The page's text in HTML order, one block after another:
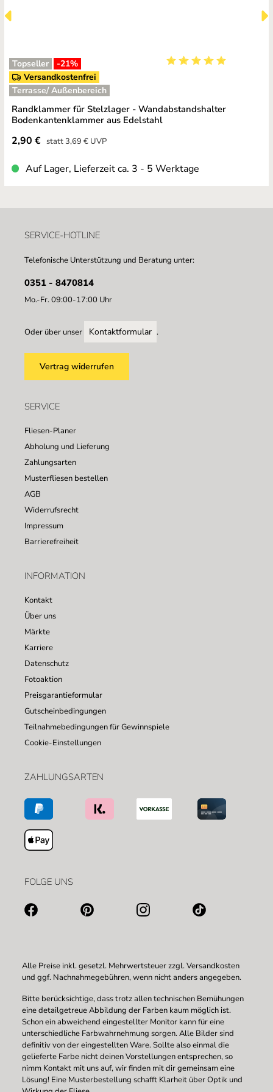
Topseller -21%
Versandkostenfrei
Terrasse/ Außenbereich
Randklammer für Stelzlager - Wandabstandshalter
Bodenkantenklammer aus Edelstahl
Verkaufspreis:
2,90 € statt Regulärer Preis:
3,69 €UVP
Auf Lager, Lieferzeit ca. 3 - 5 Werktage
SERVICE-HOTLINE
Telefonische Unterstützung und Beratung unter:
0351 - 8470814
Mo.-Fr. 09:00-17:00 Uhr
Oder über unser Kontaktformular .
Vertrag widerrufen
SERVICE
Fliesen-Planer
Abholung und Lieferung
Zahlungsarten
Musterfliesen bestellen
AGB
Widerrufsrecht
Impressum
Barrierefreiheit
INFORMATION
Kontakt
Über uns
Märkte
Karriere
Datenschutz
Fotoaktion
Preisgarantieformular
Gutscheinbedingungen
Teilnahmebedingungen für Gewinnspiele
Cookie-Einstellungen
ZAHLUNGSARTEN
FOLGE UNS
Alle Preise inkl. gesetzl. Mehrwertsteuer zzgl.Versandkosten
und ggf. Nachnahmegebühren, wenn nicht anders angegeben.
Bitte berücksichtige, dass trotz allen technischen Bemühungen
eine detailgetreue Abbildung der Farben kaum möglich ist.
Schon ein abweichend eingestellter Monitor kann für eine
unterschiedliche Farbwahrnehmung sorgen. Alle Bilder sind
definitiv von der eingestellten Ware. Sollte also einmal die
gelieferte Farbe nicht deinen Vorstellungen entsprechen, so
nimm Kontakt mit uns auf, wir finden mit dir gemeinsam eine
Lösung! Eine Musterbestellung schafft Klarheit über Optik und